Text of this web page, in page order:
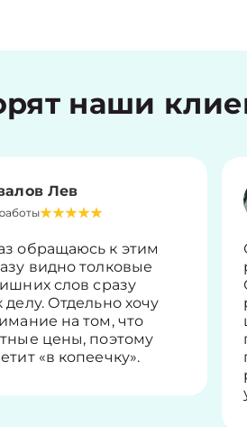
наши
Лев
обращаюсь к этим
видно толковые
слов сразу
делу. Отдельно хочу
на том, что
цены, поэтому
«в копеечку».